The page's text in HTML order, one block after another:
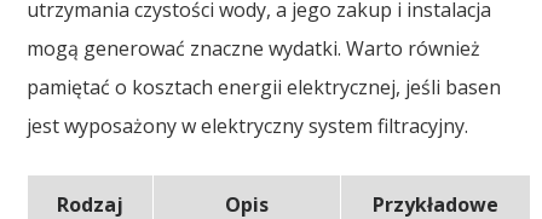
utrzymania czystości wody, a jego zakup i instalacja
mogą generować znaczne wydatki. Warto również
pamiętać o kosztach energii elektrycznej, jeśli basen
jest wyposażony w elektryczny system filtracyjny.
Rodzaj
Opis
Przykładowe